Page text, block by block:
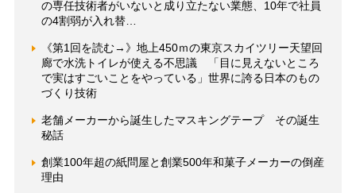
の専任技術者がいないと成り立たない業態、10年で社員
の4割弱が入れ替…
《第1回を読む→》地上450ｍの東京スカイツリー天望回
廊で水洗トイレが使える不思議 「目に見えないところ
で実はすごいことをやっている」世界に誇る日本のもの
づくり技術
老舗メーカーから誕生したマスキングテープ その誕生
秘話
創業100年超の紙問屋と創業500年和菓子メーカーの倒産
理由